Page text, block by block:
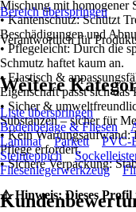
Mischung mit homogener
• Kantenschutz: Schützt
Beschädigungen und
• Pflegeleicht: Durch die
Schmutz haftet kaum an.
• Elastisch &
Eigenschaft passt sich
• Sicher &
Substanzen – sicher für
• Kein Wartungsaufwand:
Pflege erfordert.
• Sichere Verpackung:
⚠️ Hinweis: Dieses Profil
Bereich überspringen
Verantwortlich für
Weitere
Liste überspringen
Bodenbeläge & Fliesen
Laminat
Parkett PVC-
Steinteppich
Fliesenlegerwerkzeug